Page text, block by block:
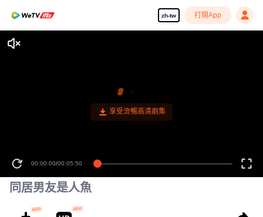
zh-tw 打開App
00:00:00/00:05:50
同居男友是人魚